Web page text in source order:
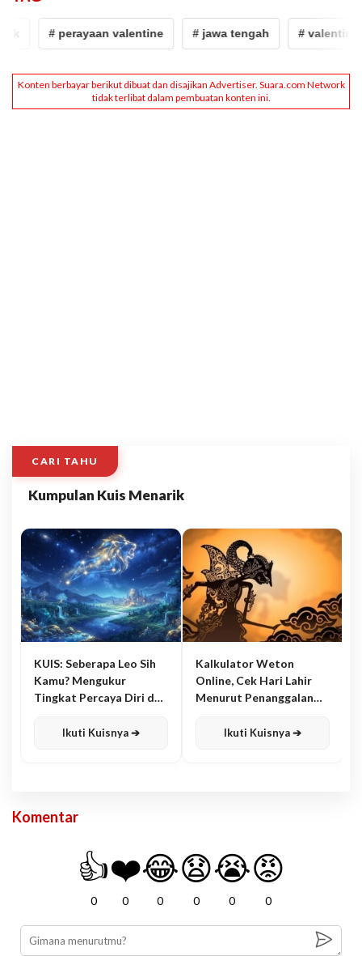
# perayaan valentine # jawa tengah # valentine
CARI TAHU
Kumpulan Kuis Menarik
KUIS: Seberapa Leo Sih
Kamu? Mengukur
Tingkat Percaya Diri dan
Ikuti Kuisnya ➔
Kalkulator Weton
Online, Cek Hari Lahir
Menurut Penanggalan
Ikuti Kuisnya ➔
Komentar
👍
0
❤️
0
😂
0
😧
0
😭
0
😡
0